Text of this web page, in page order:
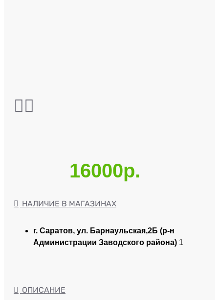
16000р.
НАЛИЧИЕ В МАГАЗИНАХ
г. Саратов, ул. Барнаульская,2Б (р-н
Администрации Заводского района) 1
ОПИСАНИЕ